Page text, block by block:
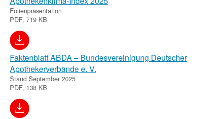
Folienpräsentation
PDF, 719 KB
Faktenblatt ABDA – Bundesvereinigung Deutscher
Apothekerverbände e. V.
Stand September 2025
PDF, 138 KB